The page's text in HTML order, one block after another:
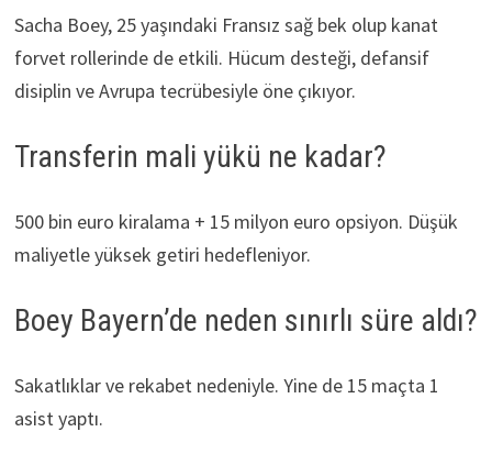
Sacha Boey, 25 yaşındaki Fransız sağ bek olup kanat
forvet rollerinde de etkili. Hücum desteği, defansif
disiplin ve Avrupa tecrübesiyle öne çıkıyor.
Transferin mali yükü ne kadar?
500 bin euro kiralama + 15 milyon euro opsiyon. Düşük
maliyetle yüksek getiri hedefleniyor.
Boey Bayern’de neden sınırlı süre aldı?
Sakatlıklar ve rekabet nedeniyle. Yine de 15 maçta 1
asist yaptı.